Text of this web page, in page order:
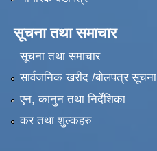
सूचना तथा समाचार
सूचना तथा समाचार
सार्वजनिक खरीद /बोलपत्र सूचना
एन, कानुन तथा निर्देशिका
कर तथा शुल्कहरु